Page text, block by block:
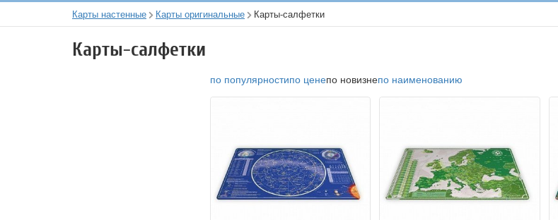
Карты настенные Карты оригинальные Карты-салфетки
Карты-салфетки
по популярностипо ценепо новизнепо наименованию